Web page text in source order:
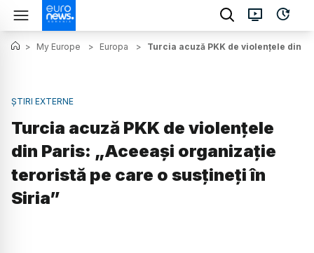
> My Europe > Europa > Turcia acuză PKK de violențele din
ȘTIRI EXTERNE
Turcia acuză PKK de violențele
din Paris: „Aceeaşi organizaţie
teroristă pe care o susţineţi în
Siria”